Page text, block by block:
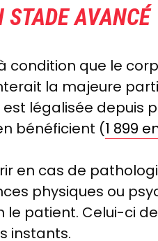
STADE AVANCÉ
condition que le
la majeure
légalisée depuis
bénéficient (1 899
en cas de
physiques ou
patient. Celui-ci
instants.